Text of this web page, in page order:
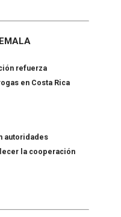
refuerza
en Costa Rica
autoridades
la cooperación